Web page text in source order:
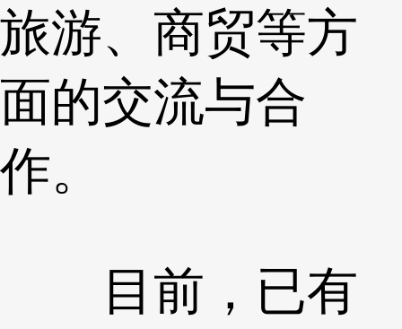
旅游、商贸等方
面的交流与合
作。
目前，已有